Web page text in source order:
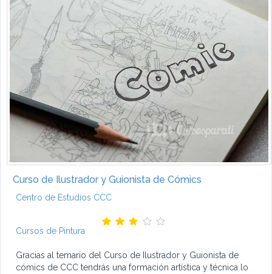
Curso de Ilustrador y Guionista de Cómics
Centro de Estudios CCC
Cursos de Pintura
Gracias al temario del Curso de Ilustrador y Guionista de
cómics de CCC tendrás una formación artística y técnica lo